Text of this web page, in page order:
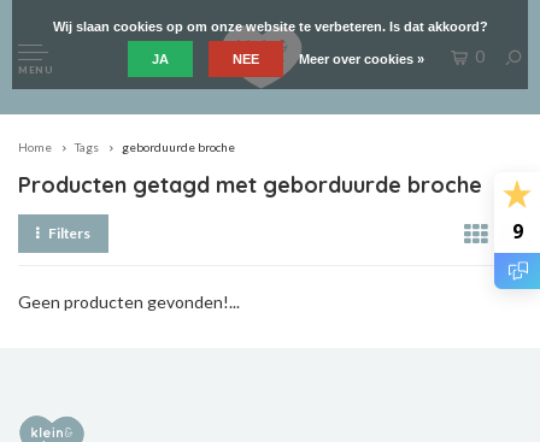
9
MENU
0
Home Tags geborduurde broche
Producten getagd met geborduurde broche
Filters
Geen producten gevonden!...
Wij slaan cookies op om onze website te verbeteren. Is dat akkoord?
JA NEE Meer over cookies »